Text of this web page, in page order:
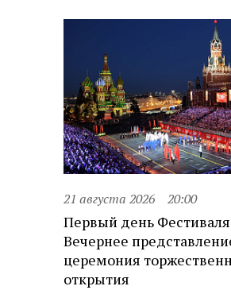
21 августа 2026 20:00
Первый день
Вечернее
церемония
открытия